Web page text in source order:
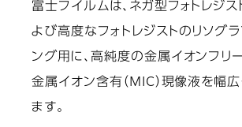
富士フイルムは、ネガ型フォトレジス
よび高度なフォトレジストのリソグ
ング用に、高純度の金属イオンフリ
金属イオン含有（MIC）現像液を幅
ます。